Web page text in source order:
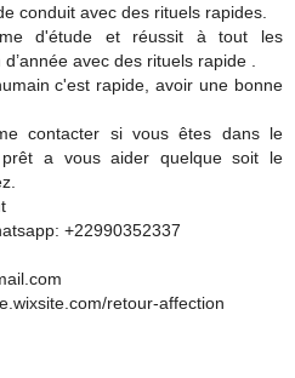
conduit avec des rituels rapides.
d'étude et réussit à tout les
avec des rituels rapide .
c'est rapide, avoir une bonne
contacter si vous êtes dans le
a vous aider quelque soit le
+22990352337
retour-affection